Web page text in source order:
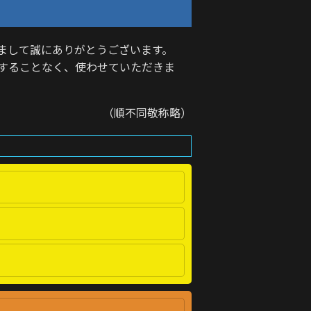
て誠にありがとうございます。
ることなく、使わせていただきま
（順不同敬称略）